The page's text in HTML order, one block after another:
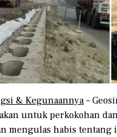
& Kegunaannya–
untuk perkokohan
mengulas habis tentang